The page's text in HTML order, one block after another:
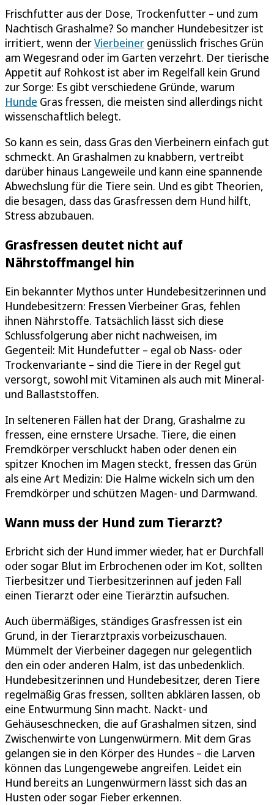
Frischfutter aus der Dose, Trockenfutter – und zum
Nachtisch Grashalme? So mancher Hundebesitzer ist
irritiert, wenn derVierbeiner genüsslich frisches Grün
am Wegesrand oder im Garten verzehrt. Der tierische
Appetit auf Rohkost ist aber im Regelfall kein Grund
zur Sorge: Es gibt verschiedene Gründe, warum
Hunde Gras fressen, die meisten sind allerdings nicht
wissenschaftlich belegt.
So kann es sein, dass Gras den Vierbeinern einfach gut
schmeckt. An Grashalmen zu knabbern, vertreibt
darüber hinaus Langeweile und kann eine spannende
Abwechslung für die Tiere sein. Und es gibt Theorien,
die besagen, dass das Grasfressen dem Hund hilft,
Stress abzubauen.
Grasfressen deutet nicht auf
Nährstoffmangel hin
Ein bekannter Mythos unter Hundebesitzerinnen und
Hundebesitzern: Fressen Vierbeiner Gras, fehlen
ihnen Nährstoffe. Tatsächlich lässt sich diese
Schlussfolgerung aber nicht nachweisen, im
Gegenteil: Mit Hundefutter – egal ob Nass- oder
Trockenvariante – sind die Tiere in der Regel gut
versorgt, sowohl mit Vitaminen als auch mit Mineral-
und Ballaststoffen.
In selteneren Fällen hat der Drang, Grashalme zu
fressen, eine ernstere Ursache. Tiere, die einen
Fremdkörper verschluckt haben oder denen ein
spitzer Knochen im Magen steckt, fressen das Grün
als eine Art Medizin: Die Halme wickeln sich um den
Fremdkörper und schützen Magen- und Darmwand.
Wann muss der Hund zum Tierarzt?
Erbricht sich der Hund immer wieder, hat er Durchfall
oder sogar Blut im Erbrochenen oder im Kot, sollten
Tierbesitzer und Tierbesitzerinnen auf jeden Fall
einen Tierarzt oder eine Tierärztin aufsuchen.
Auch übermäßiges, ständiges Grasfressen ist ein
Grund, in der Tierarztpraxis vorbeizuschauen.
Mümmelt der Vierbeiner dagegen nur gelegentlich
den ein oder anderen Halm, ist das unbedenklich.
Hundebesitzerinnen und Hundebesitzer, deren Tiere
regelmäßig Gras fressen, sollten abklären lassen, ob
eine Entwurmung Sinn macht. Nackt- und
Gehäuseschnecken, die auf Grashalmen sitzen, sind
Zwischenwirte von Lungenwürmern. Mit dem Gras
gelangen sie in den Körper des Hundes – die Larven
können das Lungengewebe angreifen. Leidet ein
Hund bereits an Lungenwürmern lässt sich das an
Husten oder sogar Fieber erkennen.